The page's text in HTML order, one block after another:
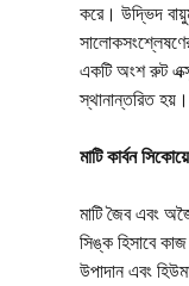
করে। উদ্ভিদ
একটি অংশ রুট
স্থানান্তরিত হয়।
মাটি কার্বন
মাটি জৈব এবং
সিঙ্ক হিসাবে
উপাদান এবং